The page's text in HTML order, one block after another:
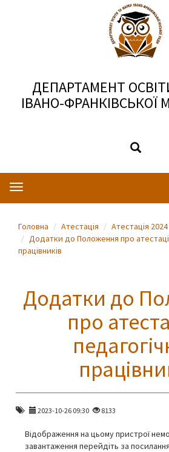
ДЕПАРТАМЕНТ
ІВАНО-ФРАНКІВСЬКОЇ
Toggle
Головна Атестація
Атестація 2024
Додатки до Положення про
працівників
Додатки до
про
2023-10-26 09:30 8133
Відображення на цьому пристрої
завантаження перейдіть за